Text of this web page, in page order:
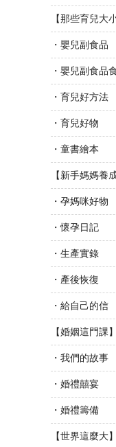
【那些育兒大
・嬰兒副食品
・嬰兒副食品
・育兒好方法
・育兒好物
・童書繪本
【新手媽媽養
・孕媽咪好物
・懷孕日記
・生產實錄
・產後恢復
・給自己的信
【婚姻這門課】
・我們的故事
・婚禮囍宴
・婚禮籌備
【世界這麼大】